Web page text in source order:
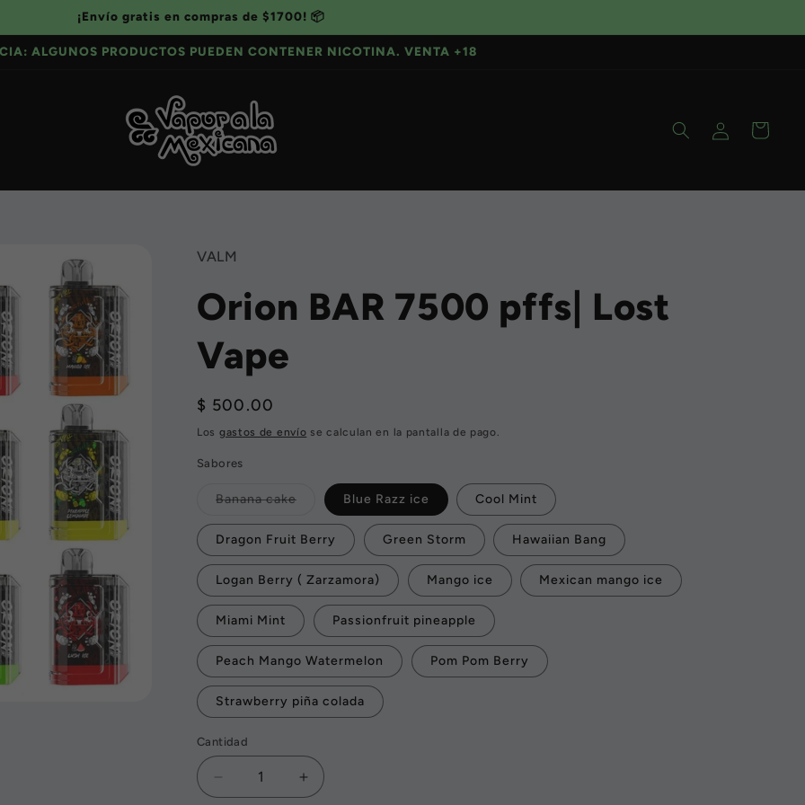
¡Envío gratis en compras de $1700! 📦
ALGUNOS PRODUCTOS PUEDEN CONTENER NICOTINA. VENTA +18
sesión
Carrito
VALM
Orion BAR 7500 pffs| Lost
Vape
Precio
habitual
$ 500.00
Los gastos de envío se calculan en la pantalla de pago.
Sabores
Banana cakeVariante
agotada
o
no
disponible
Blue Razz ice Cool Mint
Dragon Fruit Berry Green Storm Hawaiian Bang
Logan Berry ( Zarzamora) Mango ice Mexican mango ice
Miami Mint Passionfruit pineapple
Peach Mango Watermelon Pom Pom Berry
Strawberry piña colada
Cantidad
Reducir
Aumentar